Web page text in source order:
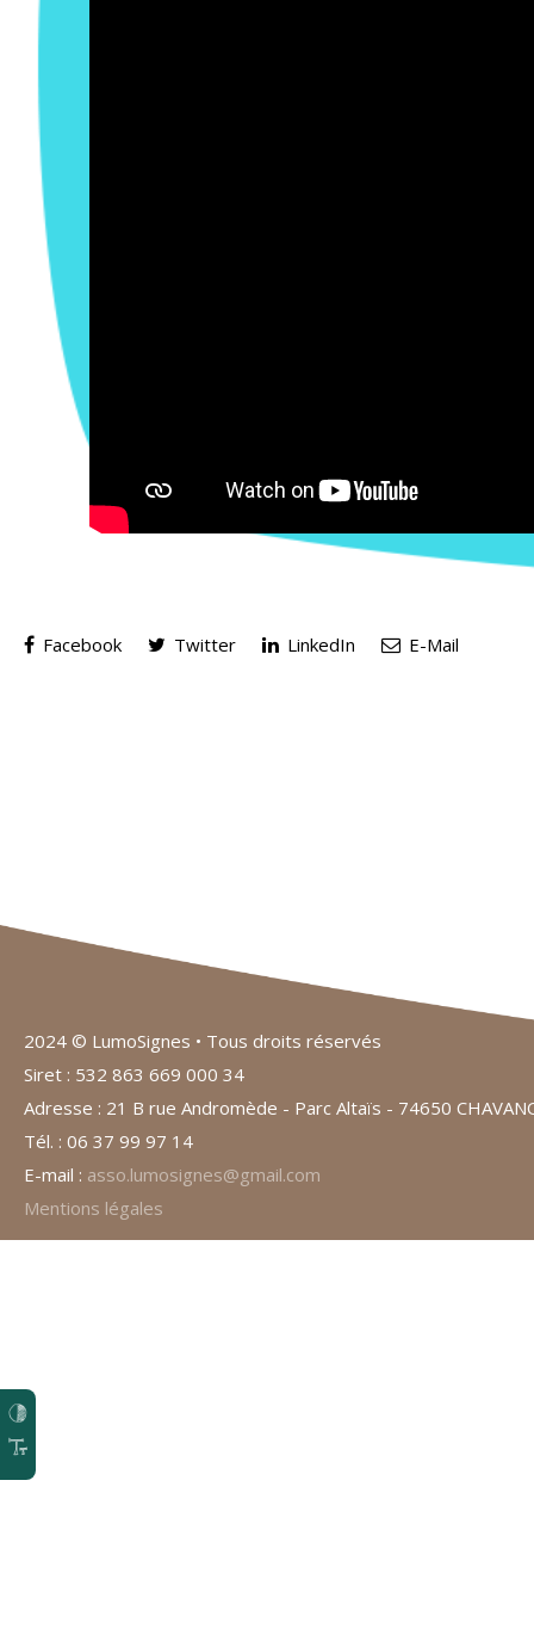
Facebook Twitter LinkedIn E-Mail
2024 © LumoSignes • Tous droits réservés
Siret : 532 863 669 000 34
Adresse : 21 B rue Andromède - Parc Altaïs - 74650
Tél. : 06 37 99 97 14
E-mail : asso.lumosignes@gmail.com
Mentions légales